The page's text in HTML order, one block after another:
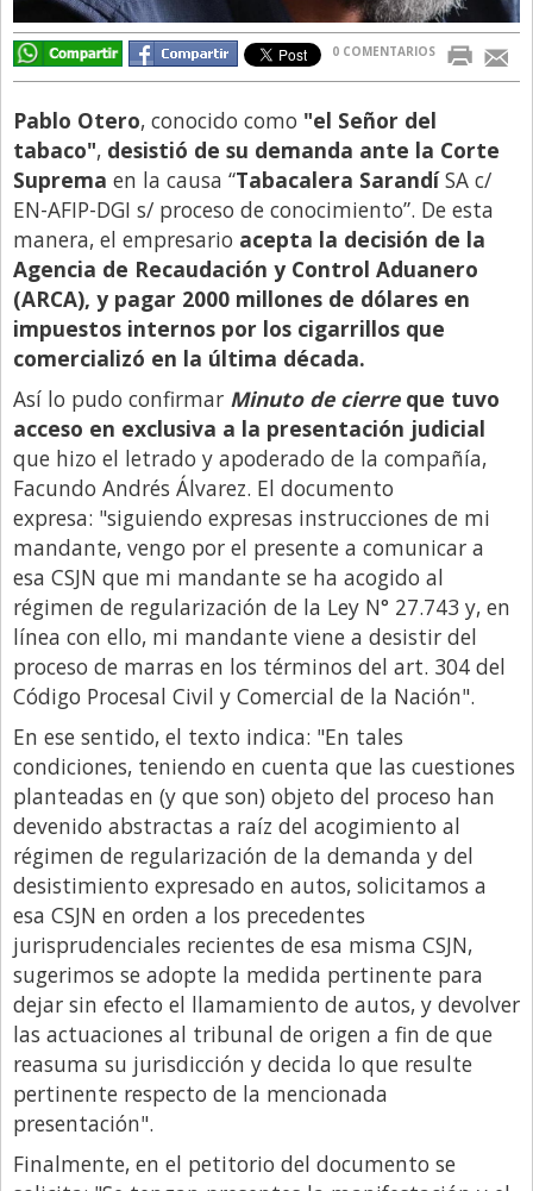
Entrevista
Entrevista Exclusiva
Gastronomia
Internacionales
La Opinión del Director
Legales
Libro de Quejas
Medios
Millonarios
Minuto Lanzamiento
Negocios
Opinion
País
Política
Publicidad y Marketing
Real Estate y Propiedades
Responsabilidad Social
Salidas
Santa Fe
Show Business
Sociedad
Tecnología
Tendencias
Viajes
0 COMENTARIOS
Pablo Otero, conocido como "el Señor del
tabaco", desistió de su demanda ante la Corte
Suprema en la causa “Tabacalera SarandíSA c/
EN-AFIP-DGI s/ proceso de conocimiento”. De esta
manera, el empresario acepta la decisión de la
Agencia de Recaudación y Control Aduanero
(ARCA), y pagar 2000 millones de dólares en
impuestos internos por los cigarrillos que
comercializó en la última década.
Así lo pudo confirmar Minuto de cierreque tuvo
acceso en exclusiva a la presentación judicial
que hizo el letrado y apoderado de la compañía,
Facundo Andrés Álvarez. El documento
expresa: "siguiendo expresas instrucciones de mi
mandante, vengo por el presente a comunicar a
esa CSJN que mi mandante se ha acogido al
régimen de regularización de la Ley N° 27.743 y, en
línea con ello, mi mandante viene a desistir del
proceso de marras en los términos del art. 304 del
Código Procesal Civil y Comercial de la Nación".
En ese sentido, el texto indica: "En tales
condiciones, teniendo en cuenta que las cuestiones
planteadas en (y que son) objeto del proceso han
devenido abstractas a raíz del acogimiento al
régimen de regularización de la demanda y del
desistimiento expresado en autos, solicitamos a
esa CSJN en orden a los precedentes
jurisprudenciales recientes de esa misma CSJN,
sugerimos se adopte la medida pertinente para
dejar sin efecto el llamamiento de autos, y devolver
las actuaciones al tribunal de origen a fin de que
reasuma su jurisdicción y decida lo que resulte
pertinente respecto de la mencionada
presentación".
Finalmente, en el petitorio del documento se